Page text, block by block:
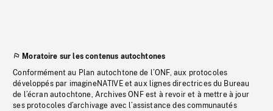
Moratoire sur les contenus autochtones
Conformément au Plan autochtone de l’ONF, aux protocoles
développés par imagineNATIVE et aux lignes directrices du Bureau
de l’écran autochtone, Archives ONF est à revoir et à mettre à jour
ses protocoles d’archivage avec l’assistance des communautés